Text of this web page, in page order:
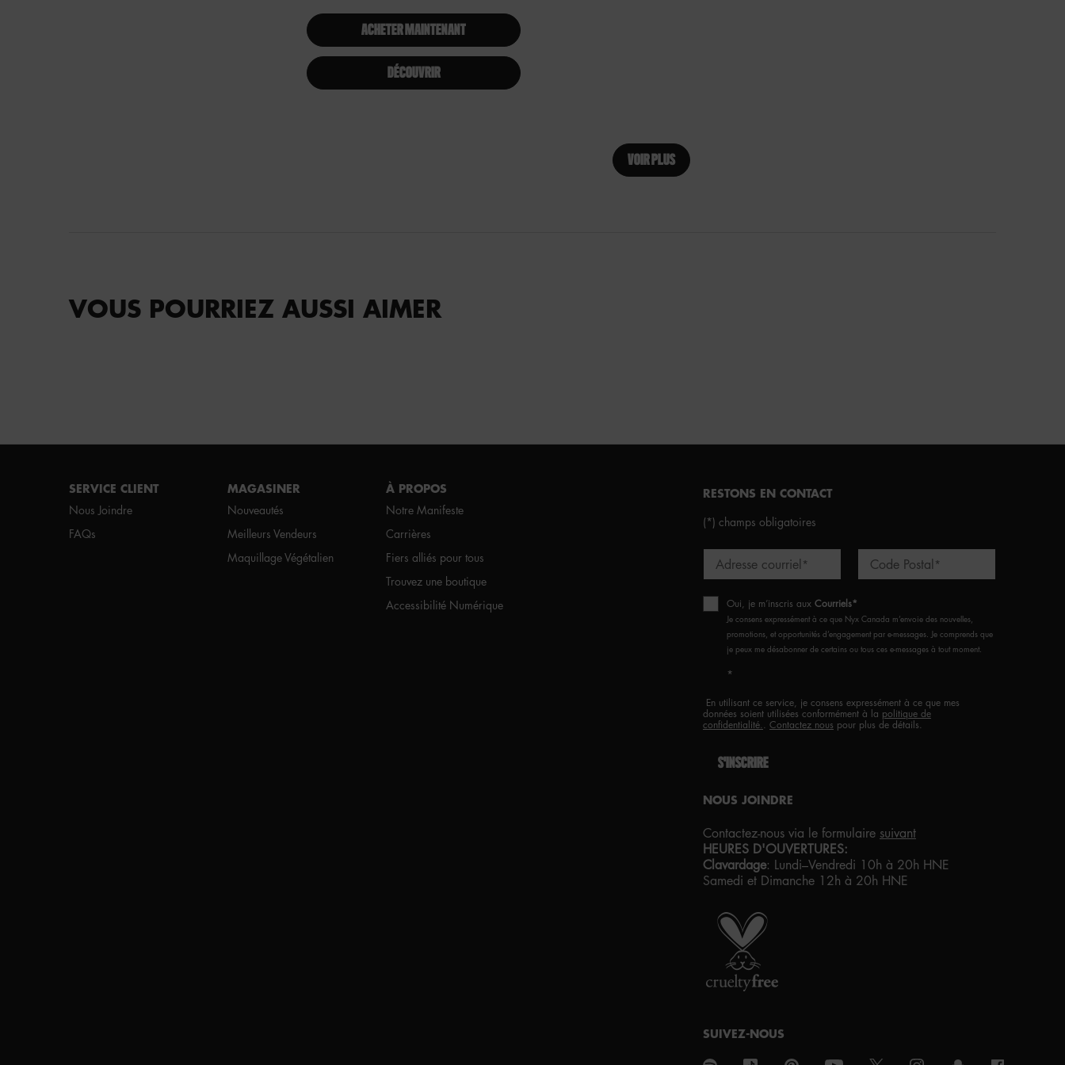
ACHETER MAINTENANT
DÉCOUVRIR
VOIR PLUS
VOUS POURRIEZ AUSSI AIMER
SERVICE CLIENT
Nous Joindre
FAQs
MAGASINER
Nouveautés
Meilleurs Vendeurs
Maquillage Végétalien
À PROPOS
Notre Manifeste
Carrières
Fiers alliés pour tous
Trouvez une boutique
Accessibilité Numérique
RESTONS EN CONTACT
(*) champs obligatoires
Adresse courriel * Code Postal *
Oui, je m’inscris aux Courriels*
Je consens expressément à ce que Nyx Canada m’envoie des nouvelles,
promotions, et opportunités d’engagement par e-messages. Je comprends que
je peux me désabonner de certains ou tous ces e-messages à tout moment.
*
En utilisant ce service, je consens expressément à ce que mes
données soient utilisées conformément à la politique de
confidentialité.. Contactez nous pour plus de détails.
S'INSCRIRE
NOUS JOINDRE
Contactez-nous via le formulaire suivant
HEURES D'OUVERTURES:
Clavardage: Lundi–Vendredi 10h à 20h HNE
Samedi et Dimanche 12h à 20h HNE
SUIVEZ-NOUS